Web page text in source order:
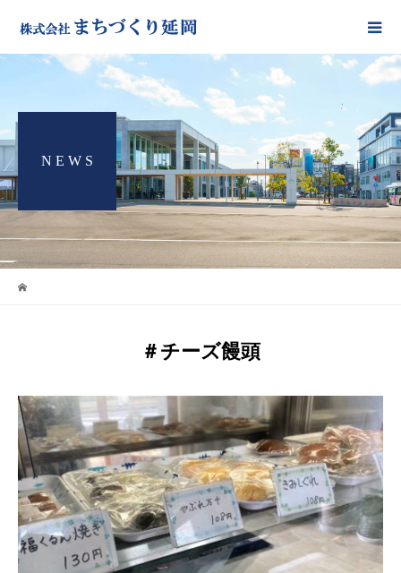
N E W S
＃チーズ饅頭